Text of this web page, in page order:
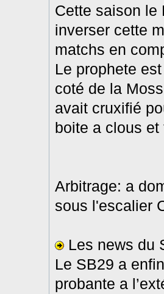
Cette saison le
inverser cette
matchs en
Le prophete
coté de la
avait cruxifié
boite a clous
Arbitrage: a
sous l'escalier
Les news du
Le SB29 a
probante a